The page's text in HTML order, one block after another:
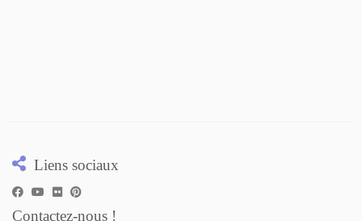
Liens sociaux
Contactez-nous !